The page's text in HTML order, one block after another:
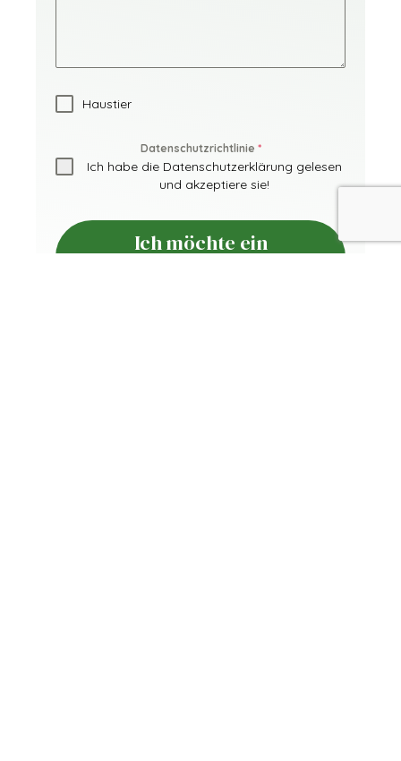
Haustier
Datenschutzrichtlinie *
Ich habe die Datenschutzerklärung gelesen
und akzeptiere sie!
Ich möchte ein